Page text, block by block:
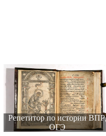
Репетитор по истории ВПР,
ОГЭ